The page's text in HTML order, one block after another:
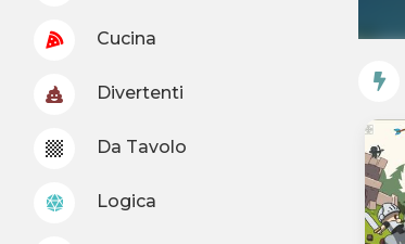
Cucina
Divertenti
Da Tavolo
Logica